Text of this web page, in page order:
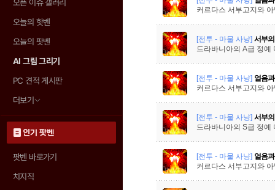
오픈 이슈 갤러리
오늘의 핫벤
오늘의 팟벤
AI 그림 그리기
PC 견적 게시판
더보기
인기 팟벤
팟벤 바로가기
치지직
커르다스 서부고지와
[전투 - 마물 사냥] 서부
드라바니아의 A급 정예
[전투 - 마물 사냥] 얼음
커르다스 서부고지와
[전투 - 마물 사냥] 서부
드라바니아의 S급 정예
[전투 - 마물 사냥] 얼음
커르다스 서부고지와